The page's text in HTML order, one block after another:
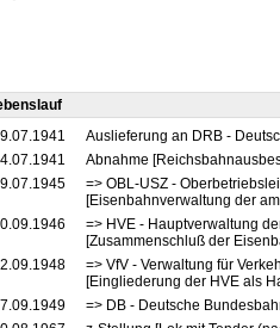
Auslieferung an DRB -
Abnahme
=> OBL-USZ -
[Eisenbahnverwaltung der
=> HVE - Hauptverwaltung
[Zusammenschluß der
=> VfV - Verwaltung für
[Eingliederung der HVE als
=> DB - Deutsche